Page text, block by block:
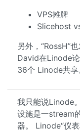
VPS摊牌
Slicehost
另外，“RossH”
David在Linode
36个 Linode共享
我只能说Linode
设施是一stream
器。 Linode“仪